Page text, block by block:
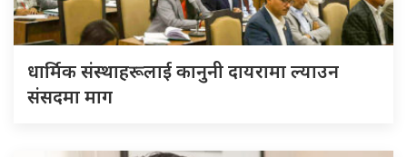
धार्मिक संस्थाहरूलाई कानुनी दायरामा ल्याउन
संसदमा माग